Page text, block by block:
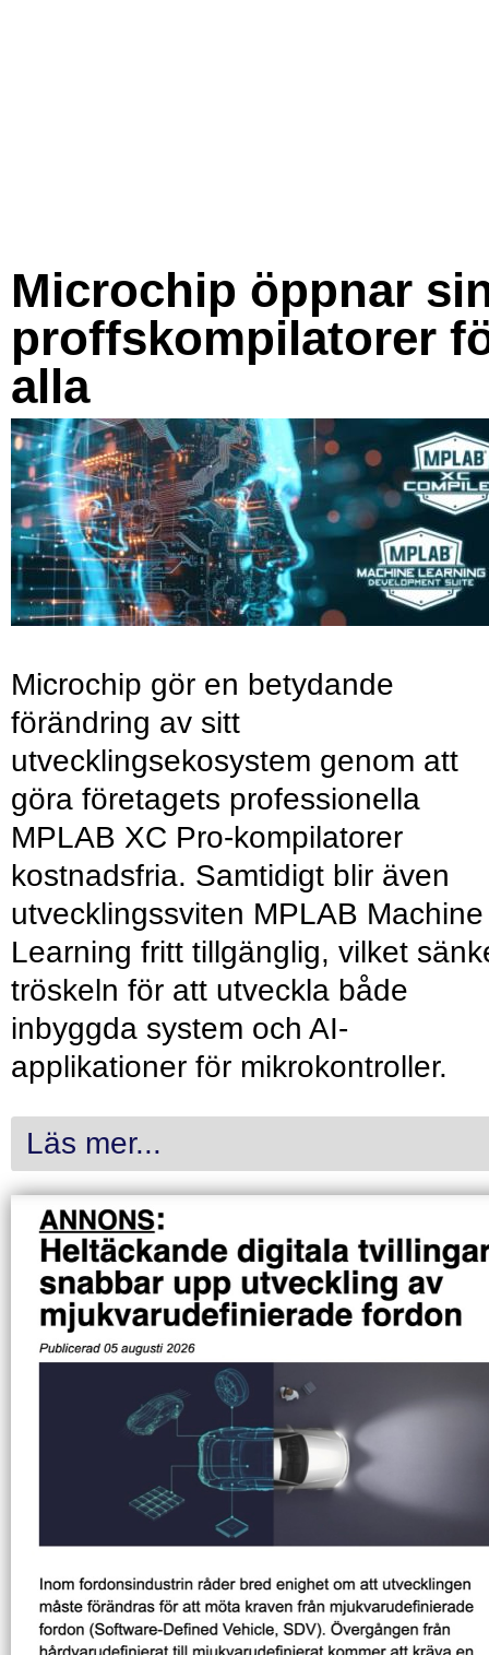
Microchip öppnar
proffskompilatorer
alla
Microchip gör en betydande
förändring av sitt
utvecklingsekosystem genom att
göra företagets professionella
MPLAB XC Pro-kompilatorer
kostnadsfria. Samtidigt blir även
utvecklingssviten MPLAB Machine
Learning fritt tillgänglig, vilket
tröskeln för att utveckla både
inbyggda system och AI-
applikationer för mikrokontroller.
Läs mer...